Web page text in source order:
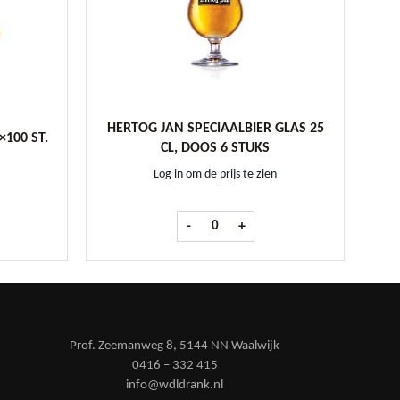
ST.
HERTOG JAN SPECIAALBIER GLAS 25
CL, DOOS 6 STUKS
Log in om de prijs te zien
- Hertog Jan Speciaalbier glas 25 cl,
+
Prof. Zeemanweg 8, 5144 NN Waalwijk
0416 – 332 415
info@wdldrank.nl